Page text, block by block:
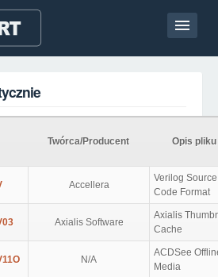
ROZSZERZENIE PLIKU
Twórca/Producent Opis pliku
Accellera
Verilog Source
Code Format
Axialis Software
Axialis
Cache
N/A
ACDSee
Media